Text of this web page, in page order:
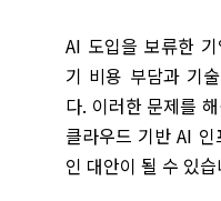
AI 도입을 보류한
기 비용 부담과 기
다. 이러한 문제를
클라우드 기반 AI
인 대안이 될 수 있